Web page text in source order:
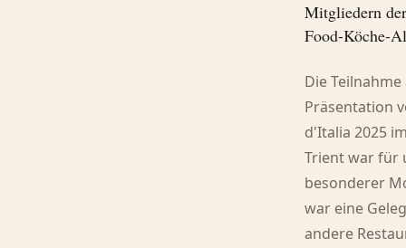
Mitgliedern
Food-Köche-
Die
Präsentation
d'Italia 2025
Trient war für
besonderer
war eine
andere